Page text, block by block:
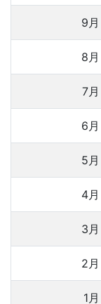
9月
8月
7月
6月
5月
4月
3月
2月
1月